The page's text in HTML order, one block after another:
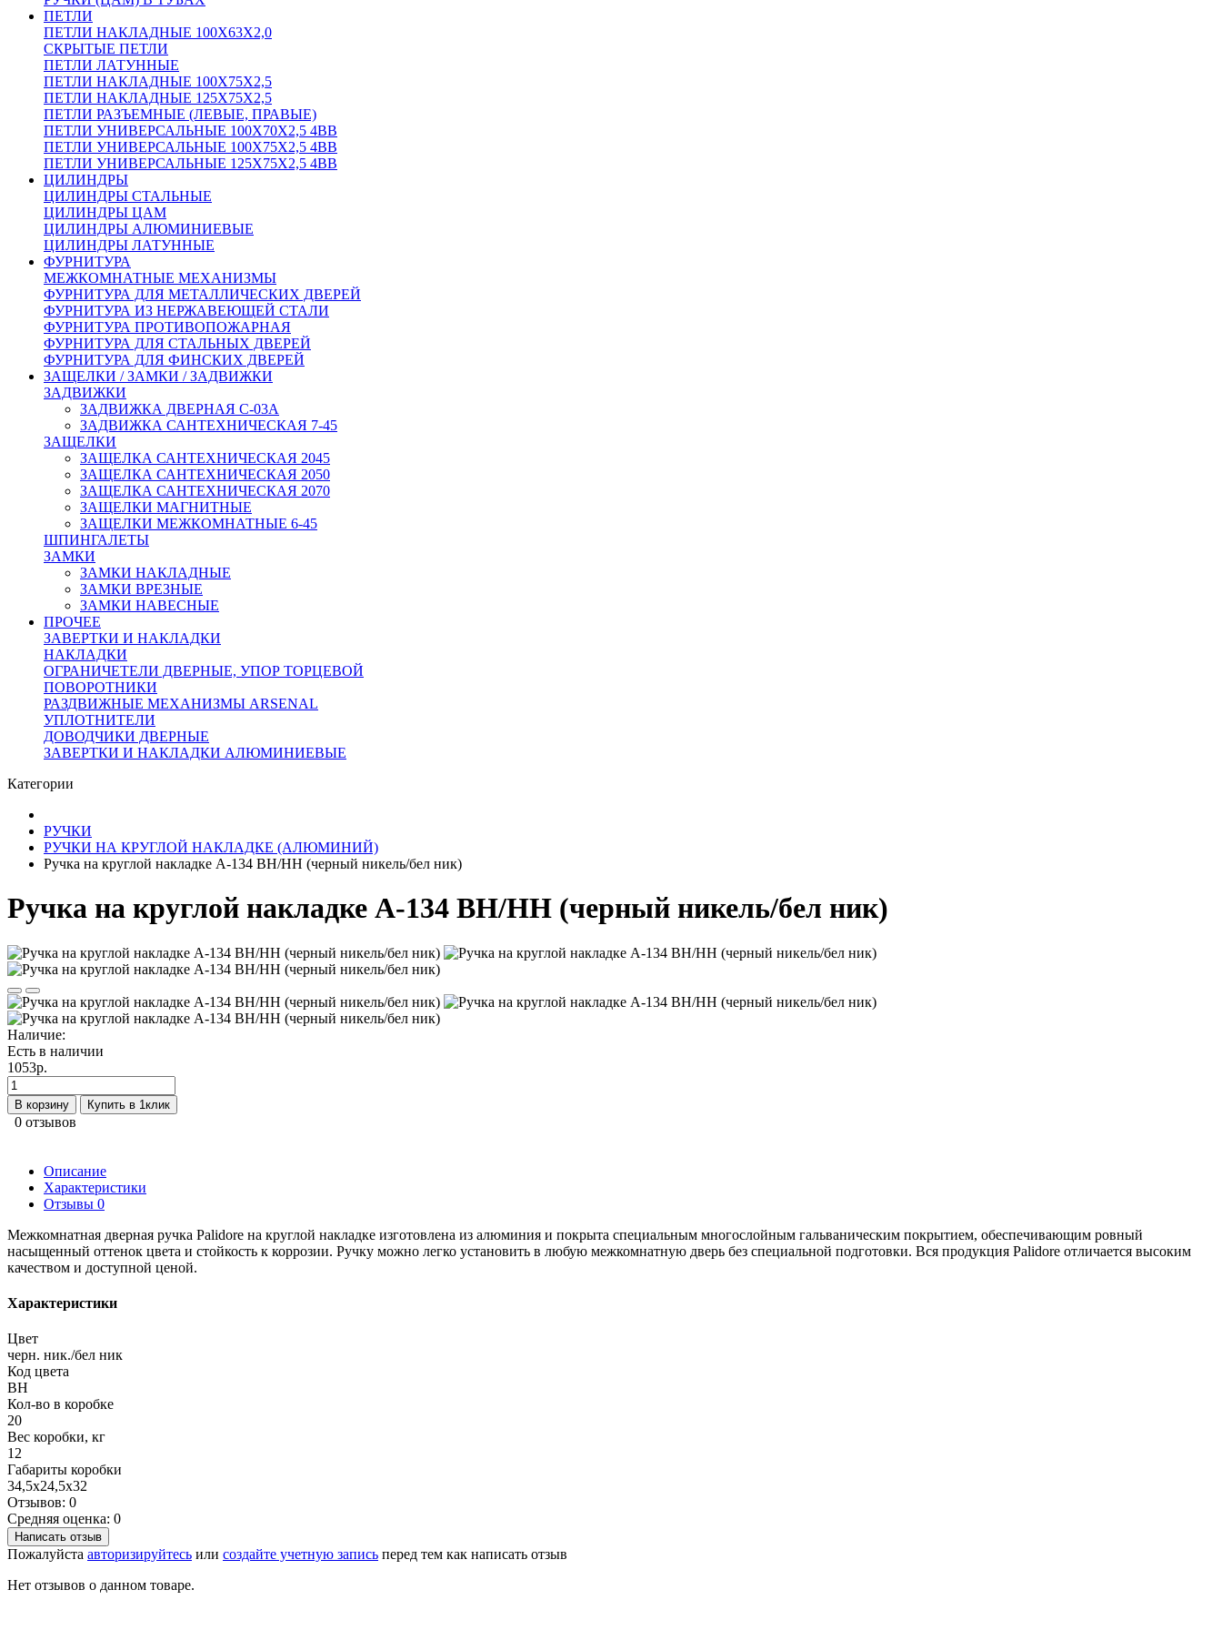
ПЕТЛИ
ПЕТЛИ НАКЛАДНЫЕ 100Х63Х2,0
СКРЫТЫЕ ПЕТЛИ
ПЕТЛИ ЛАТУННЫЕ
ПЕТЛИ НАКЛАДНЫЕ 100Х75Х2,5
ПЕТЛИ НАКЛАДНЫЕ 125Х75Х2,5
ПЕТЛИ РАЗЪЕМНЫЕ (ЛЕВЫЕ, ПРАВЫЕ)
ПЕТЛИ УНИВЕРСАЛЬНЫЕ 100Х70Х2,5 4BB
ПЕТЛИ УНИВЕРСАЛЬНЫЕ 100Х75Х2,5 4BB
ПЕТЛИ УНИВЕРСАЛЬНЫЕ 125Х75Х2,5 4BB
ЦИЛИНДРЫ
ЦИЛИНДРЫ СТАЛЬНЫЕ
ЦИЛИНДРЫ ЦАМ
ЦИЛИНДРЫ АЛЮМИНИЕВЫЕ
ЦИЛИНДРЫ ЛАТУННЫЕ
ФУРНИТУРА
МЕЖКОМНАТНЫЕ МЕХАНИЗМЫ
ФУРНИТУРА ДЛЯ МЕТАЛЛИЧЕСКИХ ДВЕРЕЙ
ФУРНИТУРА ИЗ НЕРЖАВЕЮЩЕЙ СТАЛИ
ФУРНИТУРА ПРОТИВОПОЖАРНАЯ
ФУРНИТУРА ДЛЯ СТАЛЬНЫХ ДВЕРЕЙ
ФУРНИТУРА ДЛЯ ФИНСКИХ ДВЕРЕЙ
ЗАЩЕЛКИ / ЗАМКИ / ЗАДВИЖКИ
ЗАДВИЖКИ
ЗАДВИЖКА ДВЕРНАЯ C-03A
ЗАДВИЖКА САНТЕХНИЧЕСКАЯ 7-45
ЗАЩЕЛКИ
ЗАЩЕЛКА САНТЕХНИЧЕСКАЯ 2045
ЗАЩЕЛКА САНТЕХНИЧЕСКАЯ 2050
ЗАЩЕЛКА САНТЕХНИЧЕСКАЯ 2070
ЗАЩЕЛКИ МАГНИТНЫЕ
ЗАЩЕЛКИ МЕЖКОМНАТНЫЕ 6-45
ШПИНГАЛЕТЫ
ЗАМКИ
ЗАМКИ НАКЛАДНЫЕ
ЗАМКИ ВРЕЗНЫЕ
ЗАМКИ НАВЕСНЫЕ
ПРОЧЕЕ
ЗАВЕРТКИ И НАКЛАДКИ
НАКЛАДКИ
ОГРАНИЧЕТЕЛИ ДВЕРНЫЕ, УПОР ТОРЦЕВОЙ
ПОВОРОТНИКИ
РАЗДВИЖНЫЕ МЕХАНИЗМЫ ARSENAL
УПЛОТНИТЕЛИ
ДОВОДЧИКИ ДВЕРНЫЕ
ЗАВЕРТКИ И НАКЛАДКИ АЛЮМИНИЕВЫЕ
Категории
РУЧКИ
РУЧКИ НА КРУГЛОЙ НАКЛАДКЕ (АЛЮМИНИЙ)
Ручка на круглой накладке A-134 BH/HH (черный никель/бел ник)
Ручка на круглой накладке A-134 BH/HH (черный никель/бел ник)
Наличие:
Есть в наличии
1053р.
В корзину Купить в 1клик
0 отзывов
Описание
Характеристики
Отзывы 0
Межкомнатная дверная ручка Palidore на круглой накладке изготовлена из алюминия и покрыта специальным многослойным гальваническим покрытием, обеспечивающим ровный
насыщенный оттенок цвета и стойкость к коррозии. Ручку можно легко установить в любую межкомнатную дверь без специальной подготовки. Вся продукция Palidore отличается высоким
качеством и доступной ценой.
Характеристики
Цвет
черн. ник./бел ник
Код цвета
BH
Кол-во в коробке
20
Вес коробки, кг
12
Габариты коробки
34,5х24,5х32
Отзывов: 0
Средняя оценка: 0
Написать отзыв
Пожалуйста авторизируйтесь или создайте учетную запись перед тем как написать отзыв
Нет отзывов о данном товаре.